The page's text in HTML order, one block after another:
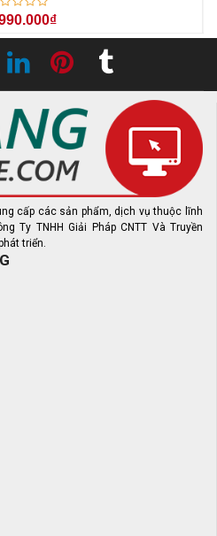
cấp các sản phẩm, dịch vụ thuộc lĩnh
Ty TNHH Giải Pháp CNTT Và Truyền
triển.